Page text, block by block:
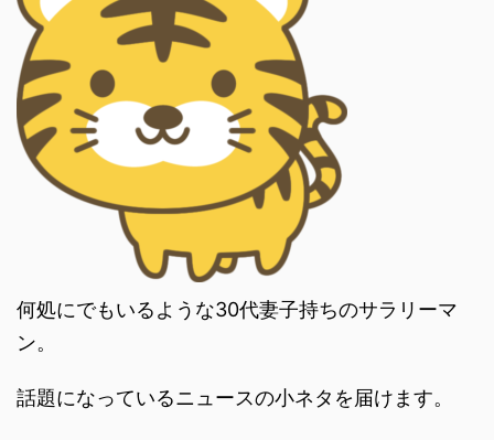
何処にでもいるような30代妻子持ちのサラリーマ
ン。
話題になっているニュースの小ネタを届けます。